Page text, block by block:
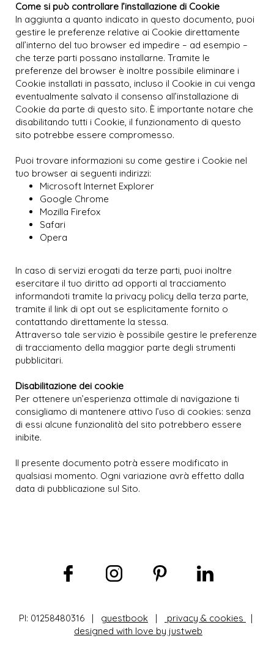
Come si può controllare l’installazione di Cookie
In aggiunta a quanto indicato in questo documento, puoi
gestire le preferenze relative ai Cookie direttamente
all’interno del tuo browser ed impedire – ad esempio –
che terze parti possano installarne. Tramite le
preferenze del browser è inoltre possibile eliminare i
Cookie installati in passato, incluso il Cookie in cui venga
eventualmente salvato il consenso all’installazione di
Cookie da parte di questo sito. È importante notare che
disabilitando tutti i Cookie, il funzionamento di questo
sito potrebbe essere compromesso.
Puoi trovare informazioni su come gestire i Cookie nel
tuo browser ai seguenti indirizzi:
Microsoft Internet Explorer
Google Chrome
Mozilla Firefox
Safari
Opera
In caso di servizi erogati da terze parti, puoi inoltre
esercitare il tuo diritto ad opporti al tracciamento
informandoti tramite la privacy policy della terza parte,
tramite il link di opt out se esplicitamente fornito o
contattando direttamente la stessa.
Attraverso tale servizio è possibile gestire le preferenze
di tracciamento della maggior parte degli strumenti
pubblicitari.
Disabilitazione dei cookie
Per ottenere un’esperienza ottimale di navigazione ti
consigliamo di mantenere attivo l’uso di cookies: senza
di essi alcune funzionalità del sito potrebbero essere
inibite.
Il presente documento potrà essere modificato in
qualsiasi momento. Ogni variazione avrà effetto dalla
data di pubblicazione sul Sito.
PI: 01258480316 | guestbook | privacy & cookies
|
designed with love by justweb